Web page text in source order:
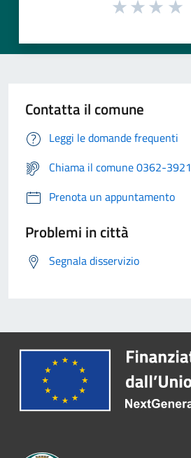
Contatta il comune
Leggi le domande frequenti
Chiama il comune 0362-3921
Prenota un appuntamento
Problemi in città
Segnala disservizio